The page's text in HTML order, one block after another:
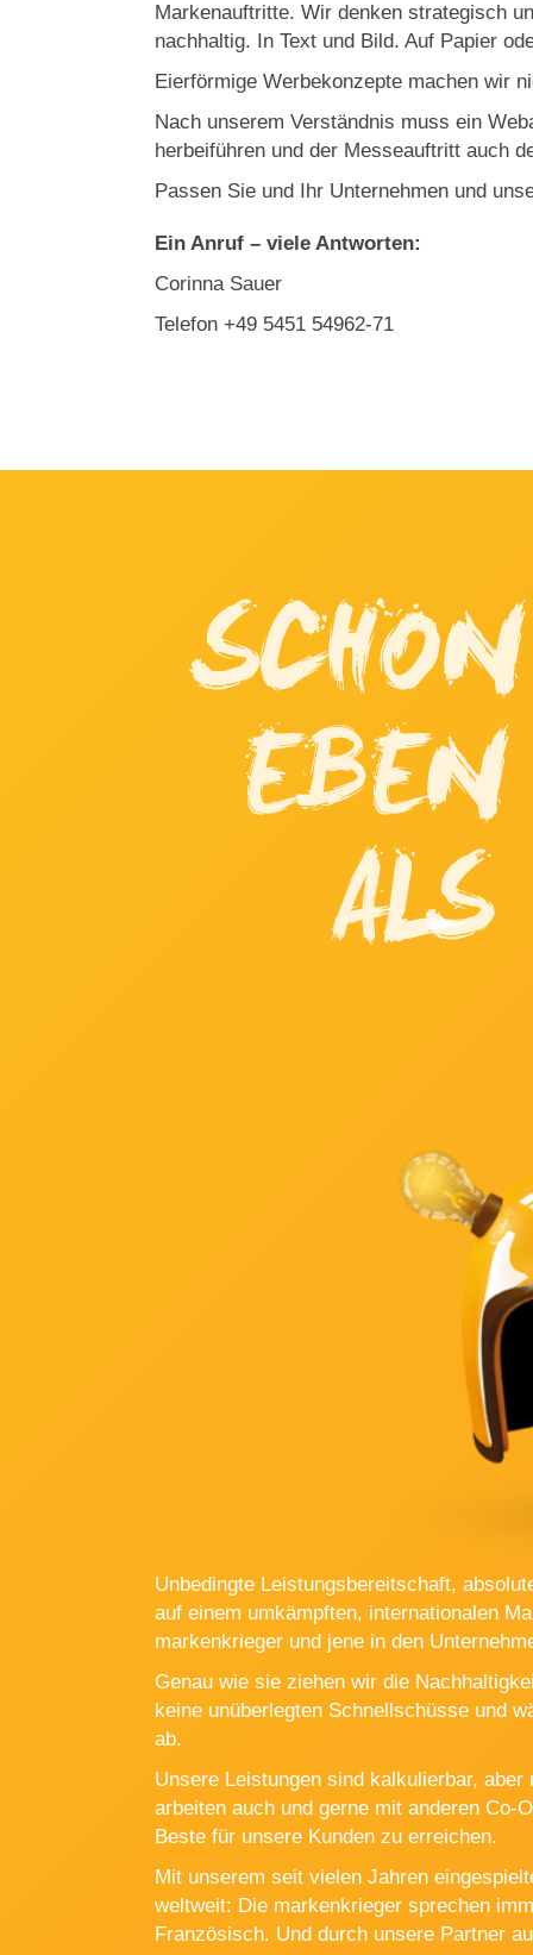
Markenauftritte. Wir denken strategisch
nachhaltig. In Text und Bild. Auf Papier
Eierförmige Werbekonzepte machen wir
Nach unserem Verständnis muss ein
herbeiführen und der Messeauftritt auch
Passen Sie und Ihr Unternehmen und
Ein Anruf – viele Antworten:
Corinna Sauer
Telefon +49 5451 54962-71
Unbedingte Leistungsbereitschaft,
auf einem umkämpften, internationalen
markenkrieger und jene in den
Genau wie sie ziehen wir die
keine unüberlegten Schnellschüsse und
ab.
Unsere Leistungen sind kalkulierbar,
arbeiten auch und gerne mit anderen Co-
Beste für unsere Kunden zu erreichen.
Mit unserem seit vielen Jahren
weltweit: Die markenkrieger sprechen
Französisch. Und durch unsere Partner